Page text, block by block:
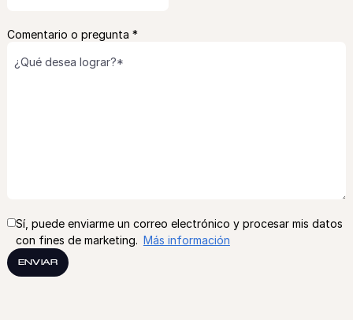
Comentario o pregunta *
Sí, puede enviarme un correo electrónico y procesar mis datos
con fines de marketing. Más información
ENVIAR